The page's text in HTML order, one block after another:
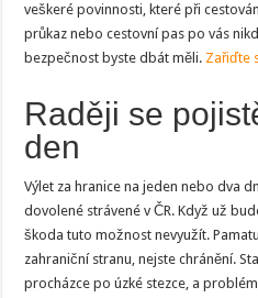
veškeré povinnosti, které při
průkaz nebo cestovní pas po vás
bezpečnost byste dbát měli. Zařiďte
Raději se
den
Výlet za hranice na jeden nebo dva
dovolené strávené v ČR. Když už
škoda tuto možnost nevyužít.
zahraniční stranu, nejste chránění.
procházce po úzké stezce, a